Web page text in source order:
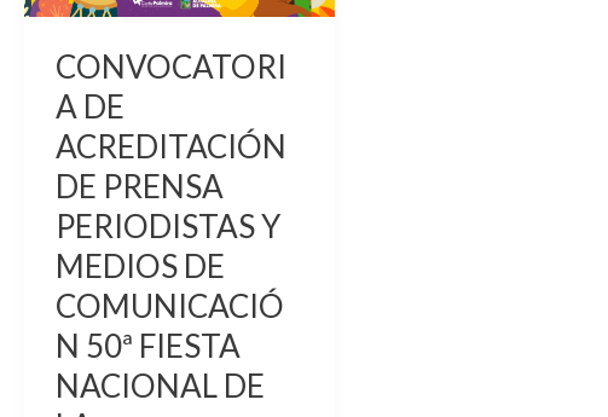
CONVOCATORI
A DE
ACREDITACIÓN
DE PRENSA
PERIODISTAS Y
MEDIOS DE
COMUNICACIÓ
N 50ª FIESTA
NACIONAL DE
Y
MEDIOS
COMUNICACIÓN
50ª
FIESTA
NACIONAL
DE
LA
AGRICULTURA